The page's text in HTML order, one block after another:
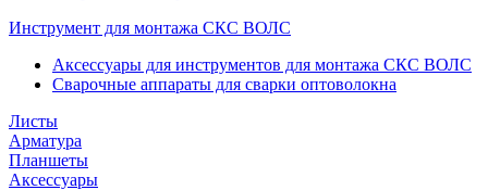
Инструмент для монтажа СКС ВОЛС
Аксессуары для инструментов для монтажа СКС ВОЛС
Сварочные аппараты для сварки оптоволокна
Листы
Арматура
Планшеты
Аксессуары